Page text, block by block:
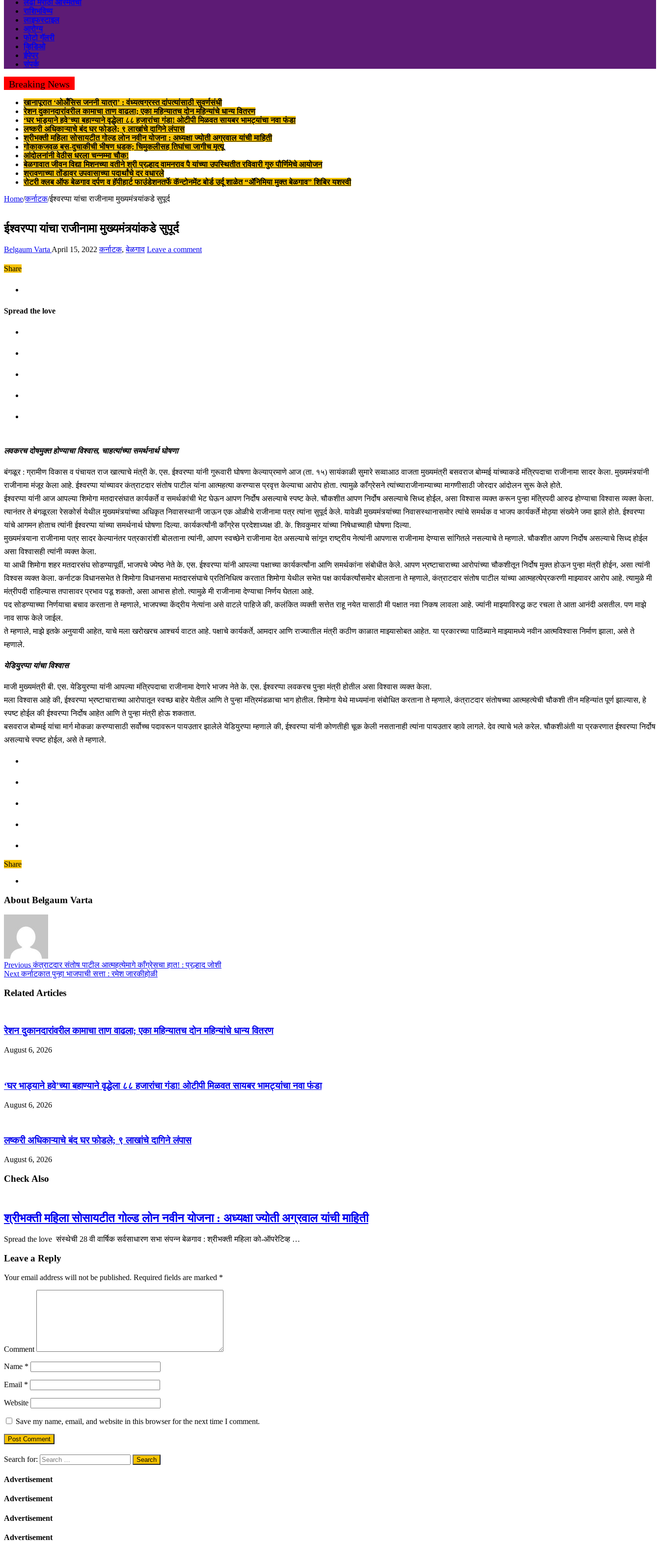
लढा मराठी अस्मितेचा
राशिभविष्य
लाइफस्टाइल
आरोग्य
फोटो गॅलरी
व्हिडिओ
ईपेपर
संपर्क
Breaking News
खानापूरात ‘ओअँसिस जननी यात्रा’ : वंध्यत्वग्रस्त दांपत्यांसाठी सुवर्णसंधी
रेशन दुकानदारांवरील कामाचा ताण वाढला; एका महिन्यातच दोन महिन्यांचे धान्य वितरण
‘घर भाड्याने हवे’च्या बहाण्याने वृद्धेला ८८ हजारांचा गंडा! ओटीपी मिळवत सायबर भामट्यांचा नवा फंडा
लष्करी अधिकाऱ्याचे बंद घर फोडले; ९ लाखांचे दागिने लंपास
श्रीभक्ती महिला सोसायटीत गोल्ड लोन नवीन योजना : अध्यक्षा ज्योती अग्रवाल यांची माहिती
गोकाकजवळ बस-दुचाकीची भीषण धडक; चिमुकलीसह तिघांचा जागीच मृत्यू
आंदोलनांनी वेठीस धरला चन्नम्मा चौक!
बेळगावात जीवन विद्या मिशनच्या वतीने श्री प्रल्हाद वामनराव पै यांच्या उपस्थितीत रविवारी गुरु पौर्णिमेचे आयोजन
श्रावणाच्या तोंडावर उपवासाच्या पदार्थांचे दर वधारले
रोटरी क्लब ऑफ बेळगाव दर्पण व हॅपीहार्ट फाउंडेशनतर्फे कॅन्टोनमेंट बोर्ड उर्दू शाळेत “ॲनिमिया मुक्त बेळगाव” शिबिर यशस्वी
Home/कर्नाटक/ईश्वरप्पा यांचा राजीनामा मुख्यमंत्र्यांकडे सुपूर्द
ईश्वरप्पा यांचा राजीनामा मुख्यमंत्र्यांकडे सुपूर्द
Belgaum Varta April 15, 2022 कर्नाटक,बेळगाव Leave a comment
Share
Spread the love
लवकरच दोषमुक्त होण्याचा विश्वास, चाहत्यांच्या समर्थनार्थ घोषणा
बंगळूर : ग्रामीण विकास व पंचायत राज खात्याचे मंत्री के. एस. ईश्वरप्पा यांनी गुरूवारी घोषणा केल्याप्रमाणे आज (ता. १५) सायंकाळी सुमारे सव्वाआठ वाजता मुख्यमंत्री बसवराज बोम्मई यांच्याकडे मंत्रिपदाचा राजीनामा सादर केला. मुख्यमंत्र्यांनी
राजीनामा मंजूर केला आहे. ईश्वरप्पा यांच्यावर कंत्राटदार संतोष पाटील यांना आत्महत्या करण्यास प्रवृत्त केल्याचा आरोप होता. त्यामुळे कॉंग्रेसने त्यांच्याराजीनाम्याच्या मागणीसाठी जोरदार आंदोलन सुरू केले होते.
ईश्वरप्पा यांनी आज आपल्या शिमोगा मतदारसंघात कार्यकर्ते व समर्थकांची भेट घेऊन आपण निर्दोष असल्याचे स्पष्ट केले. चौकशीत आपण निर्दोष असल्याचे सिध्द होईल, असा विश्वास व्यक्त करून पुन्हा मंत्रिपदी आरुढ होण्याचा विश्वास व्यक्त केला.
त्यानंतर ते बंगळूरला रेसकोर्स येथील मुख्यमंत्र्यांच्या अधिकृत निवासस्थानी जाऊन एक ओळीचे राजीनामा पत्र त्यांना सुपूर्द केले. यावेळी मुख्यमंत्र्यांच्या निवासस्थानासमोर त्यांचे समर्थक व भाजप कार्यकर्ते मोठ्या संख्येने जमा झाले होते. ईश्वरप्पा
यांचे आगमन होताच त्यांनी ईश्वरप्पा यांच्या समर्थनार्थ घोषणा दिल्या. कार्यकर्त्यांनी कॉंग्रेस प्रदेशाध्यक्ष डी. के. शिवकुमार यांच्या निषेधाच्याही घोषणा दिल्या.
मुख्यमंत्र्याना राजीनामा पत्र सादर केल्यानंतर पत्रकारांशी बोलताना त्यांनी, आपण स्वच्छेने राजीनामा देत असल्याचे सांगून राष्ट्रीय नेत्यांनी आपणास राजीनामा देण्यास सांगितले नसल्याचे ते म्हणाले. चौकशीत आपण निर्दोष असल्याचे सिध्द होईल
असा विश्वासही त्यांनी व्यक्त केला.
या आधी शिमोगा शहर मतदारसंघ सोडण्यापूर्वी, भाजपचे ज्येष्ठ नेते के. एस. ईश्वरप्पा यांनी आपल्या पक्षाच्या कार्यकर्त्यांना आणि समर्थकांना संबोधीत केले. आपण भ्रष्टाचाराच्या आरोपांच्या चौकशीतून निर्दोष मुक्त होऊन पुन्हा मंत्री होईन, असा त्यांनी
विश्वस व्यक्त केला. कर्नाटक विधानसभेत ते शिमोगा विधानसभा मतदारसंघाचे प्रतिनिधित्व करतात शिमोगा येथील सभेत पक्ष कार्यकर्त्यांसमोर बोलताना ते म्हणाले, कंत्राटदार संतोष पाटील यांच्या आत्महत्येप्रकरणी माझ्यावर आरोप आहे. त्यामुळे मी
मंत्रीपदी राहिल्यास तपासावर प्रभाव पडू शकतो, असा आभास होतो. त्यामुळे मी राजीनामा देण्याचा निर्णय घेतला आहे.
पद सोडण्याच्या निर्णयाचा बचाव करताना ते म्हणाले, भाजपच्या केंद्रीय नेत्यांना असे वाटले पाहिजे की, कलंकित व्यक्ती सत्तेत राहू नयेत यासाठी मी पक्षात नवा निकष लावला आहे. ज्यांनी माझ्याविरुद्ध कट रचला ते आता आनंदी असतील. पण माझे
नाव साफ केले जाईल.
ते म्हणाले, माझे इतके अनुयायी आहेत, याचे मला खरोखरच आश्चर्य वाटत आहे. पक्षाचे कार्यकर्ते, आमदार आणि राज्यातील मंत्री कठीण काळात माझ्यासोबत आहेत. या प्रकारच्या पाठिंब्याने माझ्यामध्ये नवीन आत्मविश्वास निर्माण झाला, असे ते
म्हणाले.
येडियुरप्पा यांचा विश्वास
माजी मुख्यमंत्री बी. एस. येडियुरप्पा यांनी आपल्या मंत्रिपदाचा राजीनामा देणारे भाजप नेते के. एस. ईश्वरप्पा लवकरच पुन्हा मंत्री होतील असा विश्वास व्यक्त केला.
मला विश्वास आहे की, ईश्वरप्पा भ्रष्टाचाराच्या आरोपातून स्वच्छ बाहेर येतील आणि ते पुन्हा मंत्रिमंडळाचा भाग होतील. शिमोगा येथे माध्यमांना संबोधित करताना ते म्हणाले, कंत्राटदार संतोषच्या आत्महत्येची चौकशी तीन महिन्यांत पूर्ण झाल्यास, हे
स्पष्ट होईल की ईश्वरप्पा निर्दोष आहेत आणि ते पुन्हा मंत्री होऊ शकतात.
बसवराज बोम्मई यांचा मार्ग मोकळा करण्यासाठी सर्वोच्च पदावरून पायउतार झालेले येडियुरप्पा म्हणाले की, ईश्वरप्पा यांनी कोणतीही चूक केली नसतानाही त्यांना पायउतार व्हावे लागले. देव त्याचे भले करेल. चौकशीअंती या प्रकरणात ईश्वरप्पा निर्दोष
असल्याचे स्पष्ट होईल, असे ते म्हणाले.
Share
About Belgaum Varta
Previousकंत्राटदार संतोष पाटील आत्महत्येमागे काँग्रेसचा हात! : प्रल्हाद जोशी
Nextकर्नाटकात पुन्हा भाजपाची सत्ता : रमेश जारकीहोळी
Related Articles
रेशन दुकानदारांवरील कामाचा ताण वाढला; एका महिन्यातच दोन महिन्यांचे धान्य वितरण
August 6, 2026
‘घर भाड्याने हवे’च्या बहाण्याने वृद्धेला ८८ हजारांचा गंडा! ओटीपी मिळवत सायबर भामट्यांचा नवा फंडा
August 6, 2026
लष्करी अधिकाऱ्याचे बंद घर फोडले; ९ लाखांचे दागिने लंपास
August 6, 2026
Check Also
श्रीभक्ती महिला सोसायटीत गोल्ड लोन नवीन योजना : अध्यक्षा ज्योती अग्रवाल यांची माहिती
Spread the love संस्थेची 28 वी वार्षिक सर्वसाधारण सभा संपन्न बेळगाव : श्रीभक्ती महिला को-ऑपरेटिव्ह …
Leave a Reply
Your email address will not be published. Required fields are marked *
Comment
Name *
Email *
Website
Save my name, email, and website in this browser for the next time I comment.
Search for:
Advertisement
Advertisement
Advertisement
Advertisement